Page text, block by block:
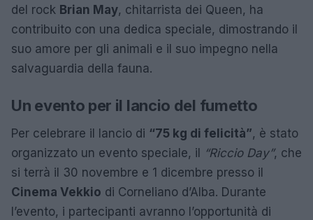
del rock Brian May, chitarrista dei Queen, ha
contribuito con una dedica speciale, dimostrando il
suo amore per gli animali e il suo impegno nella
salvaguardia della fauna.
Un evento per il lancio del fumetto
Per celebrare il lancio di “75 kg di felicità”, è stato
organizzato un evento speciale, il “Riccio Day”, che
si terrà il 30 novembre e 1 dicembre presso il
Cinema Vekkio di Corneliano d’Alba. Durante
l’evento, i partecipanti avranno l’opportunità di